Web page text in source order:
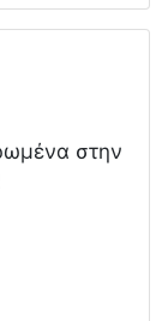
στην